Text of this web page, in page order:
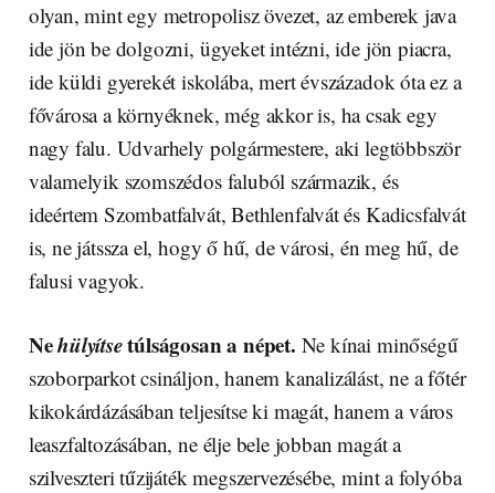
olyan, mint egy metropolisz övezet, az emberek java
ide jön be dolgozni, ügyeket intézni, ide jön piacra,
ide küldi gyerekét iskolába, mert évszázadok óta ez a
fővárosa a környéknek, még akkor is, ha csak egy
nagy falu. Udvarhely polgármestere, aki legtöbbször
valamelyik szomszédos faluból származik, és
ideértem Szombatfalvát, Bethlenfalvát és Kadicsfalvát
is, ne játssza el, hogy ő hű, de városi, én meg hű, de
falusi vagyok.
Nehülyítsetúlságosan a népet. Ne kínai minőségű
szoborparkot csináljon, hanem kanalizálást, ne a főtér
kikokárdázásában teljesítse ki magát, hanem a város
leaszfaltozásában, ne élje bele jobban magát a
szilveszteri tűzijáték megszervezésébe, mint a folyóba